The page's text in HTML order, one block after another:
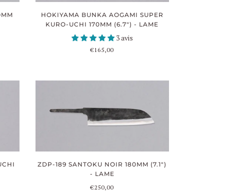
HOKIYAMA BUNKA AOGAMI SUPER
KURO-UCHI 170MM (6.7") - LAME
3 avis
€165,00
ZDP-189 SANTOKU NOIR 180MM (7.1")
- LAME
€250,00